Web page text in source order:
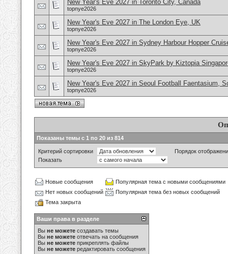
New Year's Eve 2027 in Toronto City, Canada
topnye2026
New Year's Eve 2027 in The London Eye, UK
topnye2026
New Year's Eve 2027 in Sydney Harbour Hopper
topnye2026
New Year's Eve 2027 in SkyPark by Kiztopia
topnye2026
New Year's Eve 2027 in Seoul Football Faentasium,
topnye2026
Показаны темы с 1 по 20 из 814
Критерий сортировки
Порядок
Показать
Новые сообщения
Популярная тема с новыми сообщениями
Нет новых сообщений
Популярная тема без новых сообщений
Тема закрыта
Ваши права в разделе
Вы не можете создавать темы
Вы не можете отвечать на сообщения
Вы не можете прикреплять файлы
Вы не можете редактировать сообщения